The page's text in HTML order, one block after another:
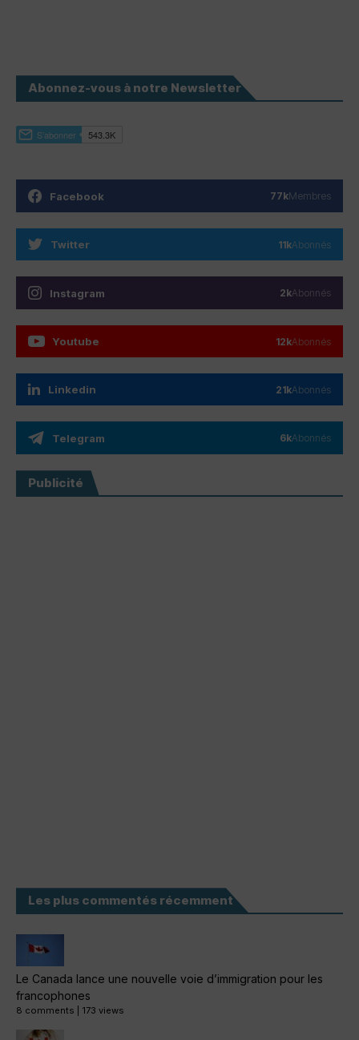
Abonnez-vous à notre Newsletter
Facebook 77kMembres
Twitter 11kAbonnés
Instagram 2kAbonnés
Youtube 12kAbonnés
Linkedin 21kAbonnés
Telegram 6kAbonnés
Publicité
Les plus commentés récemment
Le Canada lance une nouvelle voie d’immigration pour les
francophones
8 comments 173 views